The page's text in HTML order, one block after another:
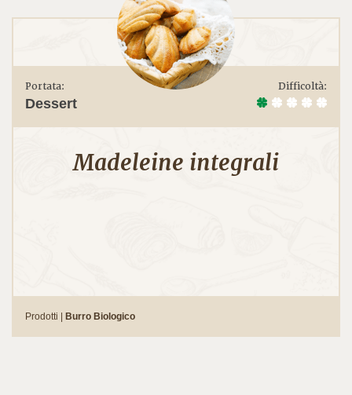
Portata:
Dessert
Difficoltà:
Madeleine integrali
Prodotti | Burro Biologico